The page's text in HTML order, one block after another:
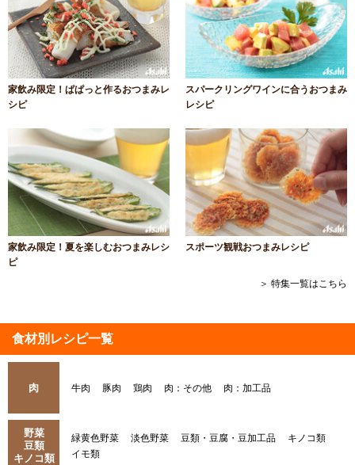
家飲み限定！ぱぱっと作るおつまみレ
シピ
スパークリングワインに合うおつまみ
レシピ
家飲み限定！夏を楽しむおつまみレシ
ピ
スポーツ観戦おつまみレシピ
＞ 特集一覧はこちら
食材別レシピ一覧
肉 牛肉 豚肉 鶏肉 肉：その他 肉：加工品
野菜
豆類
キノコ類
緑黄色野菜 淡色野菜 豆類・豆腐・豆加工品
キノコ類
イモ類